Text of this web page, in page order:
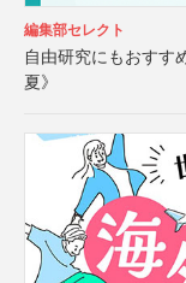
編集部セレクト
自由研究にもおすす
夏》